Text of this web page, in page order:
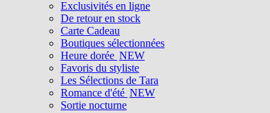
Exclusivités en ligne
De retour en stock
Carte Cadeau
Boutiques sélectionnées
Heure dorée NEW
Favoris du styliste
Les Sélections de Tara
Romance d'été NEW
Sortie nocturne